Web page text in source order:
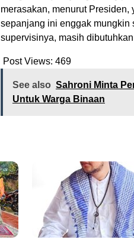
merasakan, menurut Presiden,
sepanjang ini enggak mungkin
supervisinya, masih
Post Views: 469
See also Sahroni Minta
Untuk Warga Binaan